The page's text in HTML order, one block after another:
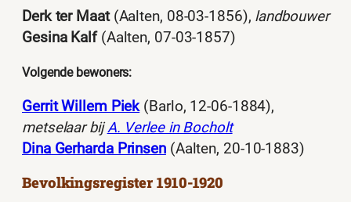
Derk ter Maat(Aalten, 08-03-1856), landbouwer
Gesina Kalf(Aalten, 07-03-1857)
Volgende bewoners:
Gerrit Willem Piek (Barlo, 12-06-1884),
metselaar bijA. Verlee in Bocholt
Dina Gerharda Prinsen (Aalten, 20-10-1883)
Bevolkingsregister 1910-1920